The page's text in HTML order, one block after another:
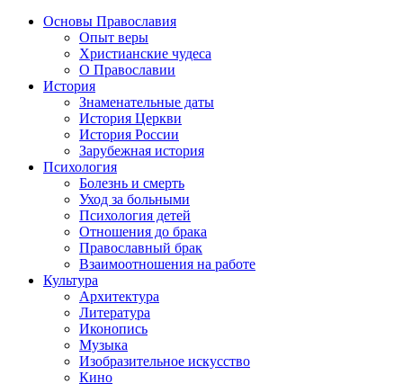
Основы Православия
Опыт веры
Христианские чудеса
О Православии
История
Знаменательные даты
История Церкви
История России
Зарубежная история
Психология
Болезнь и смерть
Уход за больными
Психология детей
Отношения до брака
Православный брак
Взаимоотношения на работе
Культура
Архитектура
Литература
Иконопись
Музыка
Изобразительное искусство
Кино